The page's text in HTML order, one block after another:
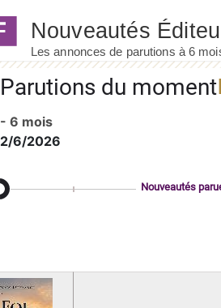
Parutions du moment
- 6 mois
2/6/2026
Nouveautés